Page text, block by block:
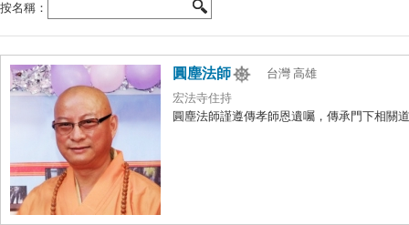
按名稱：
圓塵法師
台灣 高雄
宏法寺住持
圓塵法師謹遵傳孝師恩遺囑，傳承門下相關